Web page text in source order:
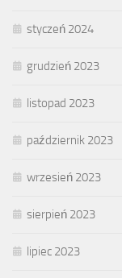
styczeń 2024
grudzień 2023
listopad 2023
październik 2023
wrzesień 2023
sierpień 2023
lipiec 2023